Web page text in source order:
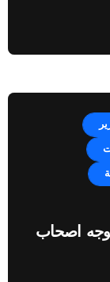
اصحاب